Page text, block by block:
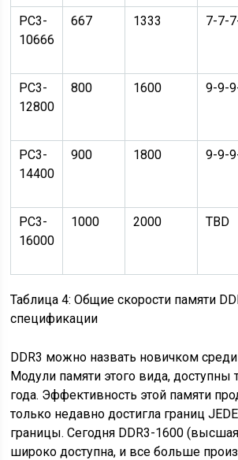
PC3-
10666
667 1333 7-7-
PC3-
12800
800 1600 9-9-
PC3-
14400
900 1800 9-9-
PC3-
16000
1000 2000 TBD
Таблица 4: Общие скорости памяти
спецификации
DDR3 можно назвать новичком
Модули памяти этого вида, доступны
года. Эффективность этой памяти
только недавно достигла границ
границы. Сегодня DDR3-1600
широко доступна, и все больше